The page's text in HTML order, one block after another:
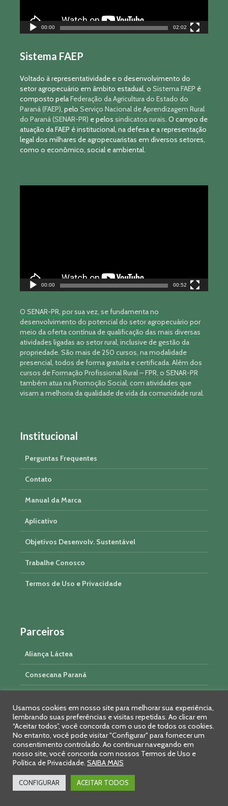
00:00 02:02
Sistema FAEP
Voltado à representatividade e o desenvolvimento do
setor agropecuário em âmbito estadual, o Sistema FAEP é
composto pelaFederação da Agricultura do Estado do
Paraná (FAEP), pelo Serviço Nacional de Aprendizagem Rural
do Paraná (SENAR-PR) e pelos sindicatos rurais. O campo de
atuação da FAEP é institucional, na defesa e a representação
legal dos milhares de agropecuaristas em diversos setores,
como o econômico, social e ambiental.
00:00 00:52
O SENAR-PR, por sua vez, se fundamenta no
desenvolvimento do potencial do setor agropecuário por
meio da oferta contínua de qualificação das mais diversas
atividades ligadas ao setor rural, inclusive de gestão da
propriedade. São mais de 250 cursos, na modalidade
presencial, todos de forma gratuita e certificada. Além dos
cursos de Formação Profissional Rural – FPR, o SENAR-PR
também atua na Promoção Social, com atividades que
visam a melhoria da qualidade de vida da comunidade rural.
Institucional
Perguntas Frequentes
Contato
Manual da Marca
Aplicativo
Objetivos Desenvolv. Sustentável
Trabalhe Conosco
Termos de Uso e Privacidade
Parceiros
Aliança Láctea
Consecana Paraná
Fundepec
Junte-se a nós!
Usamos cookies em nosso site para melhorar sua experiência,
lembrando suas preferências e visitas repetidas. Ao clicar em
“Aceitar todos”, você concorda com o uso de todos os cookies.
No entanto, você pode visitar "Configurar" para fornecer um
consentimento controlado. Ao continuar navegando em
nosso site, você concorda com nossos Termos de Uso e
Política de Privacidade. SAIBA MAIS
CONFIGURAR ACEITAR TODOS